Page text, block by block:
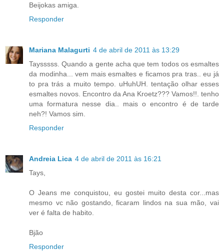
Beijokas amiga.
Responder
Mariana Malagurti 4 de abril de 2011 às 13:29
Taysssss. Quando a gente acha que tem todos os esmaltes
da modinha... vem mais esmaltes e ficamos pra tras.. eu já
to pra trás a muito tempo. uHuhUH. tentação olhar esses
esmaltes novos. Encontro da Ana Kroetz??? Vamos!!. tenho
uma formatura nesse dia.. mais o encontro é de tarde
neh?! Vamos sim.
Responder
Andreia Lica 4 de abril de 2011 às 16:21
Tays,
O Jeans me conquistou, eu gostei muito desta cor...mas
mesmo vc não gostando, ficaram lindos na sua mão, vai
ver é falta de habito.
Bjão
Responder